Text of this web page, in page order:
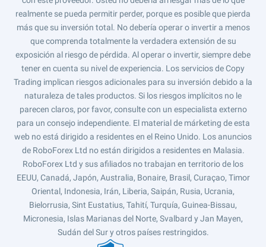
realmente se pueda permitir perder, porque es posible que pierda
más que su inversión total. No debería operar o invertir a menos
que comprenda totalmente la verdadera extensión de su
exposición al riesgo de pérdida. Al operar o invertir, siempre debe
tener en cuenta su nivel de experiencia. Los servicios de Copy
Trading implican riesgos adicionales para su inversión debido a la
naturaleza de tales productos. Si los riesgos implícitos no le
parecen claros, por favor, consulte con un especialista externo
para un consejo independiente. El material de márketing de esta
web no está dirigido a residentes en el Reino Unido. Los anuncios
de RoboForex Ltd no están dirigidos a residentes en Malasia.
RoboForex Ltd y sus afiliados no trabajan en territorio de los
EEUU, Canadá, Japón, Australia, Bonaire, Brasil, Curaçao, Timor
Oriental, Indonesia, Irán, Liberia, Saipán, Rusia, Ucrania,
Bielorrusia, Sint Eustatius, Tahití, Turquía, Guinea-Bissau,
Micronesia, Islas Marianas del Norte, Svalbard y Jan Mayen,
Sudán del Sur y otros países restringidos.